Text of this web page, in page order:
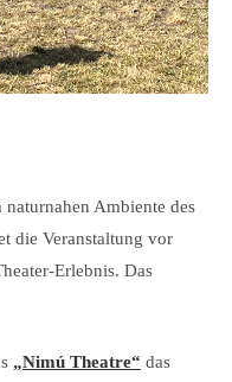
naturnahen Ambiente des
die Veranstaltung vor
Erlebnis. Das
„Nimú Theatre“ das